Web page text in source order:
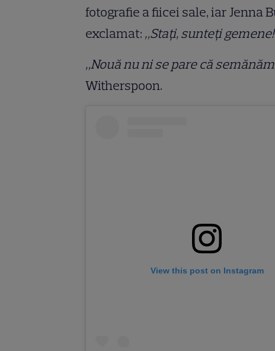
fotografie a fiicei sale, iar Jenna
exclamat: „Stați, sunteți
„Nouă nu ni se pare că
Witherspoon.
View this post on Instagram